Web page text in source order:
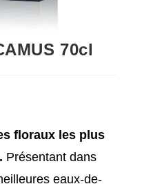
70cl
floraux les plus
Présentant dans
eaux-de-